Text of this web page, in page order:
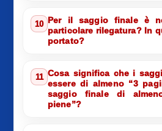
10 Per il saggio finale è
particolare rilegatura? In
portato?
11 Cosa significa che i
essere di almeno “3
saggio finale di
piene”?